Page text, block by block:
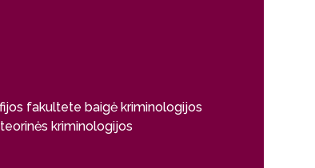
fakultete baigė kriminologijos
kriminologijos